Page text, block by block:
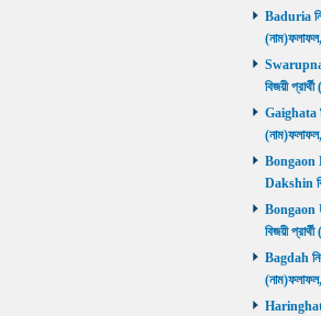
Baduria
বিজয়ী
Gaighata
Bongaon
Dakshin
Bongaon
বিজয়ী
Bagdah
Haringhata